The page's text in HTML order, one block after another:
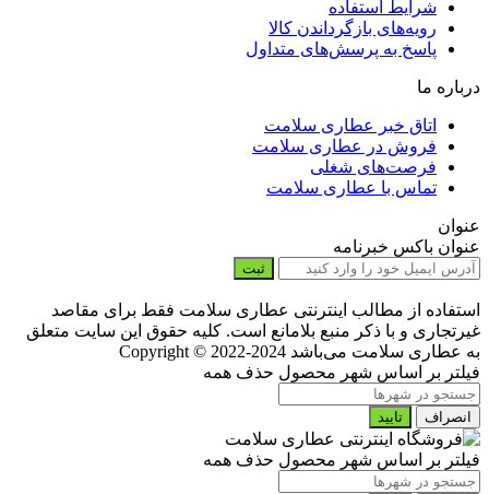
شرایط استفاده
رویه‌های بازگرداندن کالا
پاسخ به پرسش‌های متداول
درباره ما
اتاق خبر عطاری سلامت
فروش در عطاری سلامت
فرصت‌های شغلی
تماس با عطاری سلامت
عنوان
عنوان باکس خبرنامه
ثبت
استفاده از مطالب اینترنتی عطاری سلامت فقط برای مقاصد
غیرتجاری و با ذکر منبع بلامانع است. کلیه حقوق این سایت متعلق
به عطاری سلامت می‌باشد Copyright © 2022-2024
فیلتر بر اساس شهر محصول حذف همه
انصراف تایید
فیلتر بر اساس شهر محصول حذف همه